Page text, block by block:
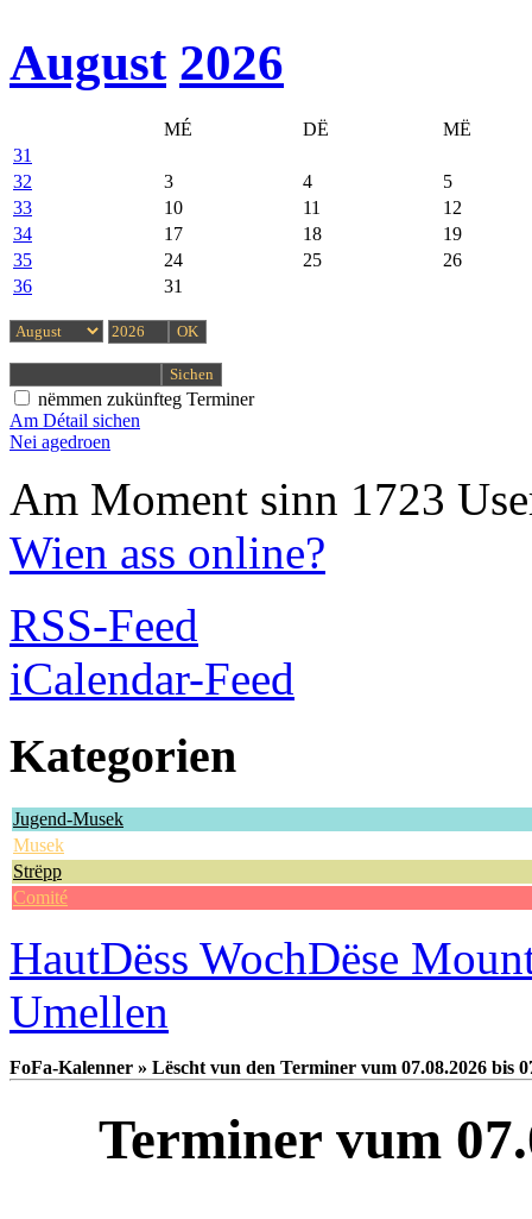
August 2026
MÉ DË
MË
31
32
3 4
5
33
10 11
12
34
17 18
19
35
24 25
26
36
31
nëmmen zukünfteg Terminer
Am Détail sichen
Nei agedroen
Am Moment sinn 1723
Wien ass online?
RSS-Feed
iCalendar-Feed
Kategorien
Jugend-Musek
Musek
Strëpp
Comité
HautDëss WochDëse
Umellen
FoFa-Kalenner » Lëscht vun den Terminer vum 07.08.2026 bis
Terminer vum